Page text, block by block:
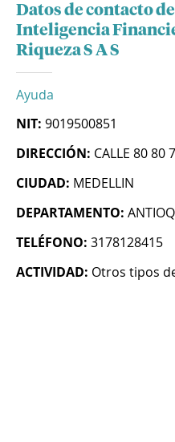
Datos de contacto
Inteligencia
Riqueza S A S
Ayuda
NIT: 9019500851
DIRECCIÓN: CALLE 80 80
CIUDAD: MEDELLIN
DEPARTAMENTO:
TELÉFONO: 3178128415
ACTIVIDAD: Otros tipos